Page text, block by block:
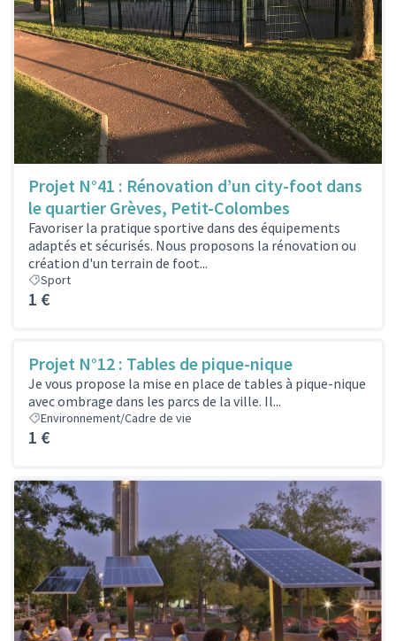
Projet N°41 : Rénovation d’un city-foot dans
le quartier Grèves, Petit-Colombes
Favoriser la pratique sportive dans des équipements
adaptés et sécurisés. Nous proposons la rénovation ou
création d'un terrain de foot...
Sport
1 €
Projet N°12 : Tables de pique-nique
Je vous propose la mise en place de tables à pique-nique
avec ombrage dans les parcs de la ville. Il...
Environnement/Cadre de vie
1 €